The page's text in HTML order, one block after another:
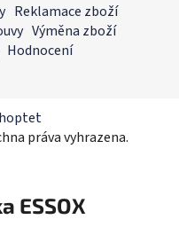
Reklamace zboží
Výměna zboží
Hodnocení
práva vyhrazena.
ESSOX